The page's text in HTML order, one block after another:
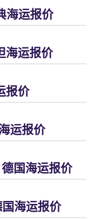
海运报价
海运报价
报价
运报价
国海运报价
海运报价